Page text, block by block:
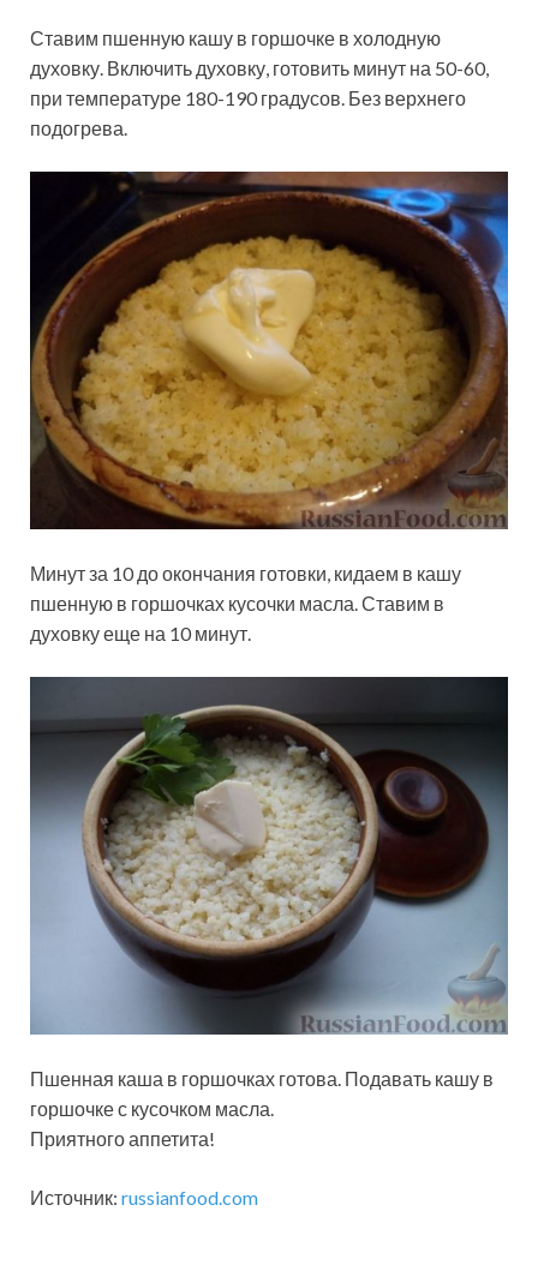
Ставим пшенную кашу в горшочке в холодную
духовку. Включить духовку, готовить минут на 50-60,
при температуре 180-190 градусов. Без верхнего
подогрева.
Минут за 10 до окончания готовки, кидаем в кашу
пшенную в горшочках кусочки масла. Ставим в
духовку еще на 10 минут.
Пшенная каша в горшочках готова. Подавать кашу в
горшочке с кусочком масла.
Приятного аппетита!
Источник: russianfood.com